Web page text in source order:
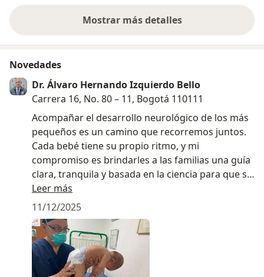
Mostrar más detalles
sobre la experiencia
Novedades
Dr. Álvaro Hernando Izquierdo Bello
Carrera 16, No. 80 – 11, Bogotá 110111
Acompañar el desarrollo neurológico de los más
pequeños es un camino que recorremos juntos.
Cada bebé tiene su propio ritmo, y mi
compromiso es brindarles a las familias una guía
clara, tranquila y basada en la ciencia para que se
sientan acompañadas en cada etapa.
Si tienes dudas sobre el desarrollo, las primeras
señales neurológicas, movimientos, lenguaje o
comportamiento, estoy aquí para orientarte con
cercanía y experiencia.
Leer más
11/12/2025